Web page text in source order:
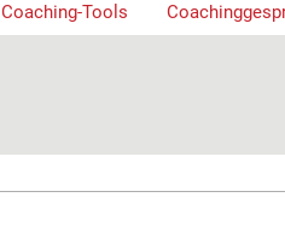
Coaching-Tools